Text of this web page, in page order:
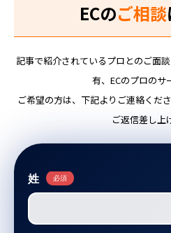
ECのご相談
記事で紹介されているプロとのご面
有、ECのプロのサ
ご希望の方は、下記よりご連絡くだ
ご返信差し上